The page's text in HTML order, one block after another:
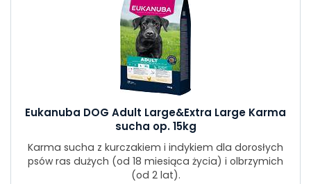
Eukanuba DOG Adult Large&Extra Large Karma
sucha op. 15kg
Karma sucha z kurczakiem i indykiem dla dorosłych
psów ras dużych (od 18 miesiąca życia) i olbrzymich
(od 2 lat).